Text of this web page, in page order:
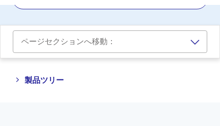
ページセクションへ移動：
製品ツリー
Close
Open